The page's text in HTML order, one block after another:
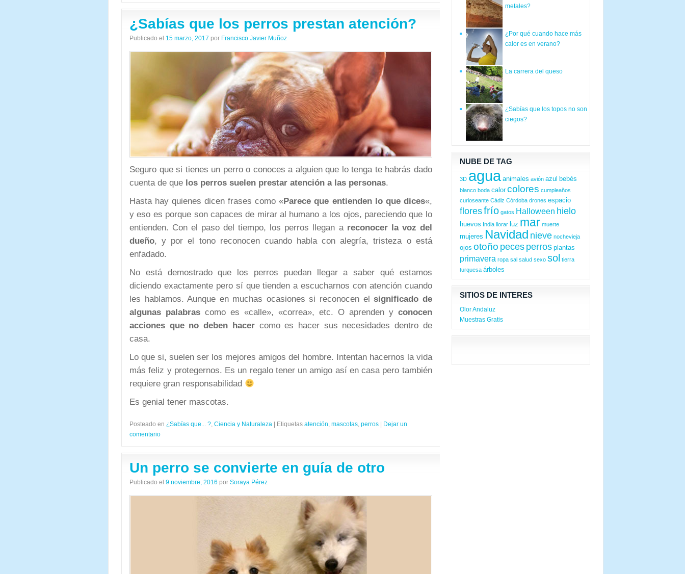
¿Sabías que los perros prestan atención?
Publicado el 15 marzo, 2017 por Francisco Javier Muñoz
Seguro que si tienes un perro o conoces a alguien que lo tenga te habrás dado
cuenta de que los perros suelen prestar atención a las personas.
Hasta hay quienes dicen frases como «Parece que entienden lo que dices«,
y eso es porque son capaces de mirar al humano a los ojos, pareciendo que lo
entienden. Con el paso del tiempo, los perros llegan a reconocer la voz del
dueño, y por el tono reconocen cuando habla con alegría, tristeza o está
enfadado.
No está demostrado que los perros puedan llegar a saber qué estamos
diciendo exactamente pero sí que tienden a escucharnos con atención cuando
les hablamos. Aunque en muchas ocasiones si reconocen elsignificado de
algunas palabrascomo es «calle», «correa», etc. O aprenden y conocen
acciones que no deben hacercomo es hacer sus necesidades dentro de
casa.
Lo que si, suelen ser los mejores amigos del hombre. Intentan hacernos la vida
más feliz y protegernos. Es un regalo tener un amigo así en casa pero también
requiere gran responsabilidad
Es genial tener mascotas.
Posteado en ¿Sabías que... ?, Ciencia y Naturaleza Etiquetas atención, mascotas, perros
Dejar un
comentario
Un perro se convierte en guía de otro
Publicado el 9 noviembre, 2016 por Soraya Pérez
metales?
¿Por qué cuando hace más
calor es en verano?
La carrera del queso
¿Sabías que los topos no son
ciegos?
NUBE DE TAG
3D agua animales avión azul bebés
blanco boda calor colores cumpleaños
curioseante Cádiz Córdoba drones espacio
floresfrío gatos Halloween hielo
huevos India llorar luz mar muerte
mujeres Navidad nieve nochevieja
ojos otoño peces perros plantas
primavera ropa sal salud sexo sol tierra
turquesa árboles
SITIOS DE INTERES
Olor Andaluz
Muestras Gratis